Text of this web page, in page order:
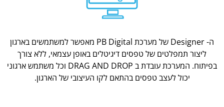
ה- Designer של מערכת PB Digital מאפשר למשתמשים בארגון
ליצור תמפלטים של טפסים דיגיטלים באופן עצמאי, ללא צורך
בפיתוח. המערכת עובדת ב DRAG AND DROP וכל משתמש ארגוני
יכול לעצב טפסים בהתאם לקו העיצובי של הארגון.